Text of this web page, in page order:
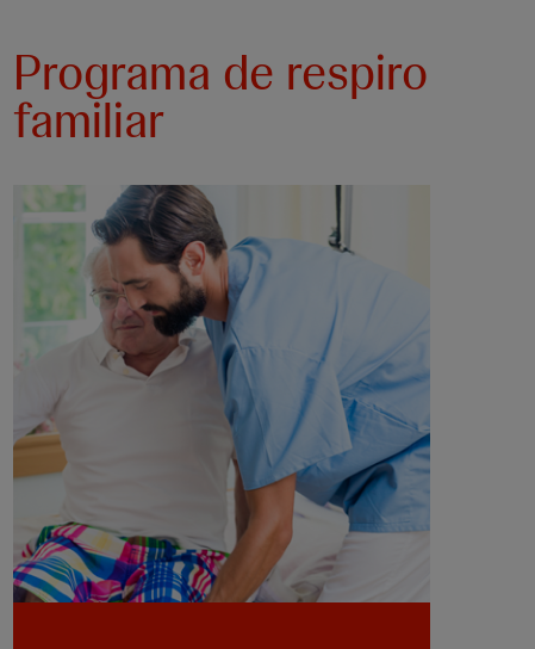
Programa de respiro
familiar